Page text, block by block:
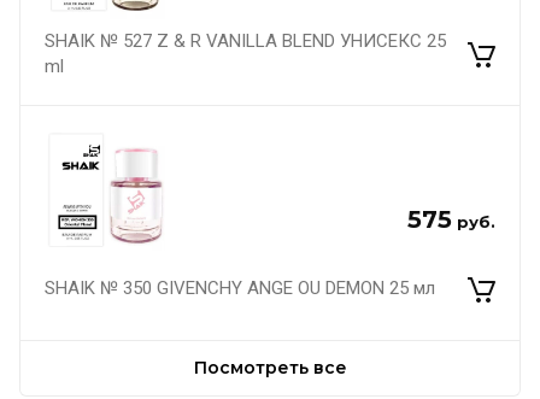
SHAIK № 527 Z & R VANILLA BLEND УНИСЕКС 25
ml
575 руб.
SHAIK № 350 GIVENCHY ANGE OU DEMON 25 мл
Посмотреть все